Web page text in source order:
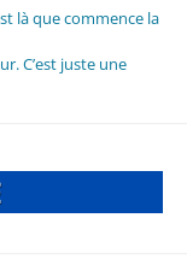
là que commence la
C’est juste une